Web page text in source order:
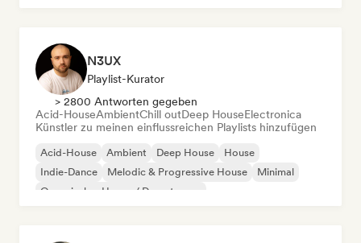
N3UX
Playlist-Kurator
> 2800 Antworten gegeben
Acid-HouseAmbientChill outDeep HouseElectronica
Künstler zu meinen einflussreichen Playlists hinzufügen
Acid-House Ambient Deep House
House
Indie-Dance
Melodic & Progressive House
Minimal
Organischer House / Downtempo